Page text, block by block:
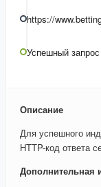
https://
Успешный
Описание
Для успешного
HTTP-код ответа
Дополнительная